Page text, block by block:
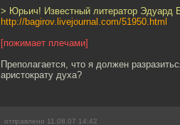
> Юрьич! Известный литератор Эдуард
http://bagirov.livejournal.com/51950.html
[пожимает плечами]
Преполагается, что я должен
аристократу духа?
отправлено 11.08.07 14:42